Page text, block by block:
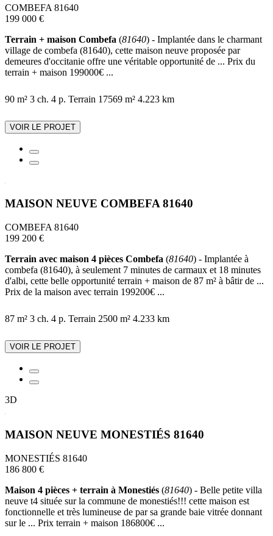
COMBEFA 81640
199 000 €
Terrain + maison Combefa (81640) - Implantée dans le charmant
village de combefa (81640), cette maison neuve proposée par
demeures d'occitanie offre une véritable opportunité de ... Prix du
terrain + maison 199000€ ...
90 m² 3 ch. 4 p. Terrain 17569 m² 4.223 km
VOIR LE PROJET
MAISON NEUVE COMBEFA 81640
COMBEFA 81640
199 200 €
Terrain avec maison 4 pièces Combefa (81640) - Implantée à
combefa (81640), à seulement 7 minutes de carmaux et 18 minutes
d'albi, cette belle opportunité terrain + maison de 87 m² à bâtir de ...
Prix de la maison avec terrain 199200€ ...
87 m² 3 ch. 4 p. Terrain 2500 m² 4.233 km
VOIR LE PROJET
3D
MAISON NEUVE MONESTIÉS 81640
MONESTIÉS 81640
186 800 €
Maison 4 pièces + terrain à Monestiés (81640) - Belle petite villa
neuve t4 située sur la commune de monestiés!!! cette maison est
fonctionnelle et très lumineuse de par sa grande baie vitrée donnant
sur le ... Prix terrain + maison 186800€ ...